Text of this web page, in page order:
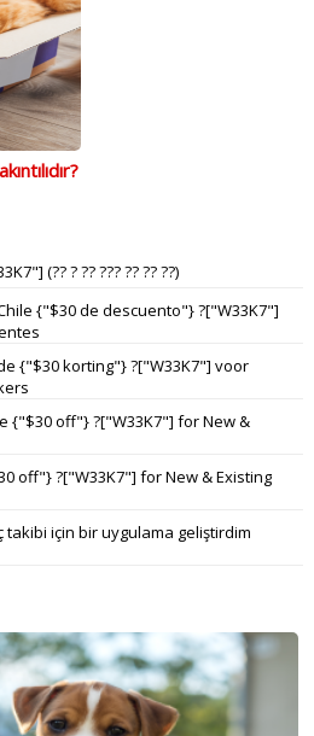
(?? ? ?? ??? ?? ?? ??)
{"$30 de descuento"} ?["W33K7"]
{"$30 korting"} ?["W33K7"] voor
{"$30 off"} ?["W33K7"] for New &
off"} ?["W33K7"] for New & Existing
takibi için bir uygulama geliştirdim